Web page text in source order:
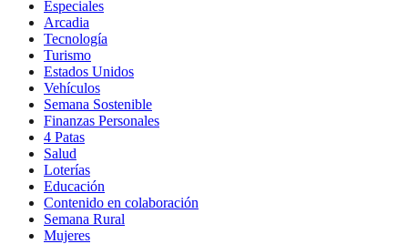
Especiales
Arcadia
Tecnología
Turismo
Estados Unidos
Vehículos
Semana Sostenible
Finanzas Personales
4 Patas
Salud
Loterías
Educación
Contenido en colaboración
Semana Rural
Mujeres